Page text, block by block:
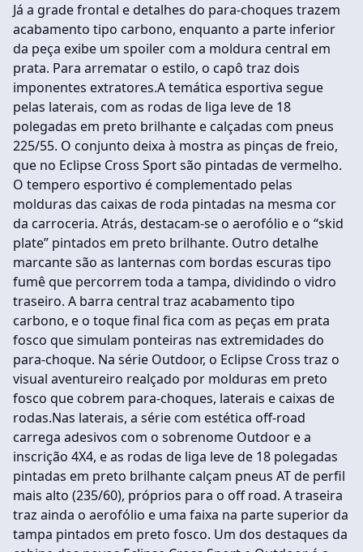
Já a grade frontal e detalhes do para-choques trazem
acabamento tipo carbono, enquanto a parte inferior
da peça exibe um spoiler com a moldura central em
prata. Para arrematar o estilo, o capô traz dois
imponentes extratores.A temática esportiva segue
pelas laterais, com as rodas de liga leve de 18
polegadas em preto brilhante e calçadas com pneus
225/55. O conjunto deixa à mostra as pinças de freio,
que no Eclipse Cross Sport são pintadas de vermelho.
O tempero esportivo é complementado pelas
molduras das caixas de roda pintadas na mesma cor
da carroceria. Atrás, destacam-se o aerofólio e o “skid
plate” pintados em preto brilhante. Outro detalhe
marcante são as lanternas com bordas escuras tipo
fumê que percorrem toda a tampa, dividindo o vidro
traseiro. A barra central traz acabamento tipo
carbono, e o toque final fica com as peças em prata
fosco que simulam ponteiras nas extremidades do
para-choque. Na série Outdoor, o Eclipse Cross traz o
visual aventureiro realçado por molduras em preto
fosco que cobrem para-choques, laterais e caixas de
rodas.Nas laterais, a série com estética off-road
carrega adesivos com o sobrenome Outdoor e a
inscrição 4X4, e as rodas de liga leve de 18 polegadas
pintadas em preto brilhante calçam pneus AT de perfil
mais alto (235/60), próprios para o off road. A traseira
traz ainda o aerofólio e uma faixa na parte superior da
tampa pintados em preto fosco. Um dos destaques da